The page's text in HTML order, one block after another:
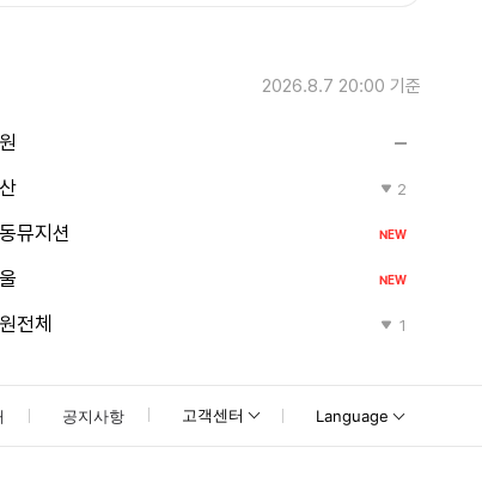
2026.8.7 20:00 기준
2
뮤지션 NEW
NEW
전체 1
공지사항 고객센터 Language